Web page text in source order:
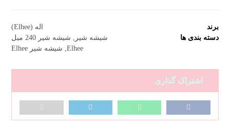
برند
اله (Elhee)
دسته بندی ها
شیشه شیر
شیشه شیر 240 میل
Elhee
, شیشه شیر Elhee